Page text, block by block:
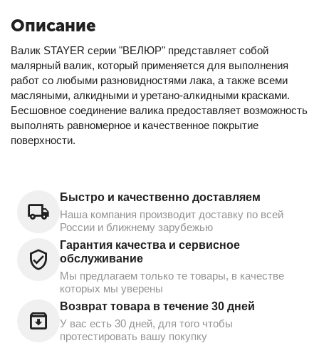
Описание
Валик STAYER серии "ВЕЛЮР" представляет собой
малярный валик, который применяется для выполнения
работ со любыми разновидностями лака, а также всеми
масляными, алкидными и уретано-алкидными красками.
Бесшовное соединение валика предоставляет возможность
выполнять равномерное и качественное покрытие
поверхности.
Быстро и качественно доставляем
Наша компания производит доставку по всей
России и ближнему зарубежью
Гарантия качества и сервисное
обслуживание
Мы предлагаем только те товары, в качестве
которых мы уверены
Возврат товара в течение 30 дней
У вас есть 30 дней, для того чтобы
протестировать вашу покупку